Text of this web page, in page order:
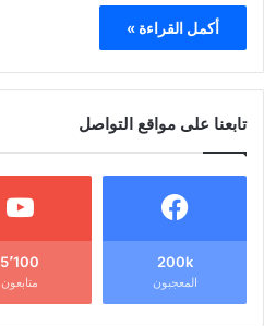
أكمل القراءة »
تابعنا على مواقع التواصل
200k
المعجبون
5٬100
متابعون